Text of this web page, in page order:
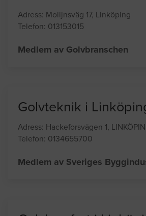
Adress: Molijnsväg 17, Linköping
Telefon: 013153015
Medlem av Golvbranschen
Golvteknik i
Adress: Hackeforsvägen 1,
Telefon: 0134655700
Medlem av Sveriges